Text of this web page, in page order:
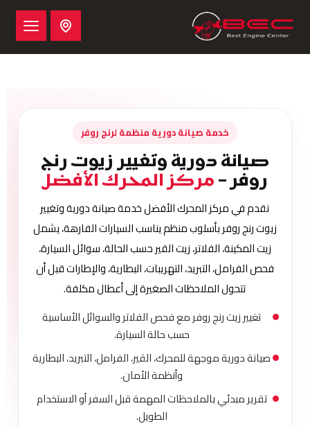
خدمة صيانة دورية منظمة لرنج روفر
صيانة دورية وتغيير زيوت رنج
روفر – مركز المحرك الأفضل
نقدم في مركز المحرك الأفضل خدمة صيانة دورية وتغيير
زيوت رنج روفر بأسلوب منظم يناسب السيارات الفارهة، يشمل
زيت المكينة، الفلاتر، زيت القير حسب الحالة، سوائل السيارة،
فحص الفرامل، التبريد، التهريبات، البطارية، والإطارات قبل أن
تتحول الملاحظات الصغيرة إلى أعطال مكلفة.
تغيير زيت رنج روفر مع فحص الفلاتر والسوائل الأساسية
حسب حالة السيارة.
صيانة دورية موجهة للمحرك، القير، الفرامل، التبريد، البطارية
وأنظمة الأمان.
تقرير مبدئي بالملاحظات المهمة قبل السفر أو الاستخدام
الطويل.